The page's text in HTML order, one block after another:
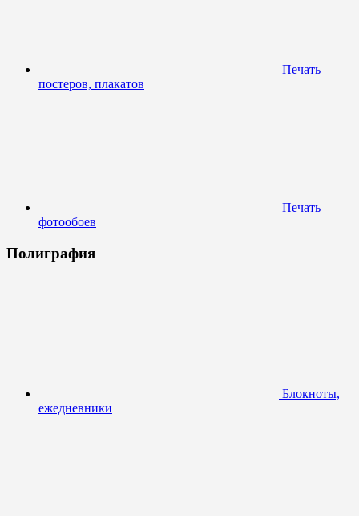
Печать
постеров, плакатов
Печать
фотообоев
Полиграфия
Блокноты,
ежедневники